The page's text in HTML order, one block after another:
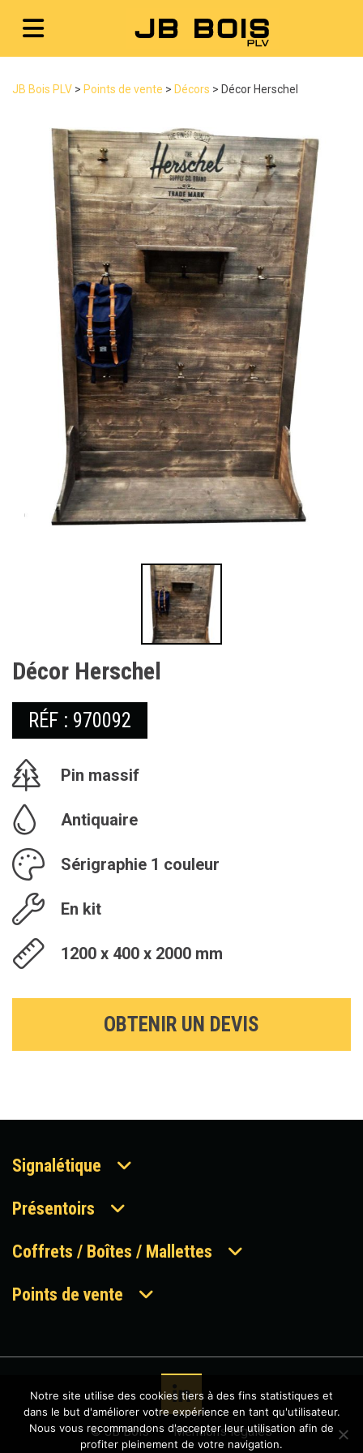
JB Bois PLV > Points de vente > Décors > Décor Herschel
Décor Herschel
RÉF : 970092
Pin massif
Antiquaire
Sérigraphie 1 couleur
En kit
1200 x 400 x 2000 mm
OBTENIR UN DEVIS
Signalétique
Présentoirs
Coffrets / Boîtes / Mallettes
Points de vente
© JB Bois - Mentions légales
Notre site utilise des cookies tiers à des fins statistiques et
dans le but d'améliorer votre expérience en tant qu'utilisateur.
Nous vous recommandons d'accepter leur utilisation afin de
profiter pleinement de votre navigation.